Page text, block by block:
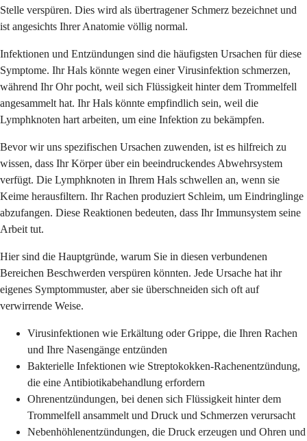
Stelle verspüren. Dies wird als übertragener Schmerz bezeichnet und
ist angesichts Ihrer Anatomie völlig normal.
Infektionen und Entzündungen sind die häufigsten Ursachen für diese
Symptome. Ihr Hals könnte wegen einer Virusinfektion schmerzen,
während Ihr Ohr pocht, weil sich Flüssigkeit hinter dem Trommelfell
angesammelt hat. Ihr Hals könnte empfindlich sein, weil die
Lymphknoten hart arbeiten, um eine Infektion zu bekämpfen.
Bevor wir uns spezifischen Ursachen zuwenden, ist es hilfreich zu
wissen, dass Ihr Körper über ein beeindruckendes Abwehrsystem
verfügt. Die Lymphknoten in Ihrem Hals schwellen an, wenn sie
Keime herausfiltern. Ihr Rachen produziert Schleim, um Eindringlinge
abzufangen. Diese Reaktionen bedeuten, dass Ihr Immunsystem seine
Arbeit tut.
Hier sind die Hauptgründe, warum Sie in diesen verbundenen
Bereichen Beschwerden verspüren könnten. Jede Ursache hat ihr
eigenes Symptommuster, aber sie überschneiden sich oft auf
verwirrende Weise.
Virusinfektionen wie Erkältung oder Grippe, die Ihren Rachen
und Ihre Nasengänge entzünden
Bakterielle Infektionen wie Streptokokken-Rachenentzündung,
die eine Antibiotikabehandlung erfordern
Ohrenentzündungen, bei denen sich Flüssigkeit hinter dem
Trommelfell ansammelt und Druck und Schmerzen verursacht
Nebenhöhlenentzündungen, die Druck erzeugen und Ohren und